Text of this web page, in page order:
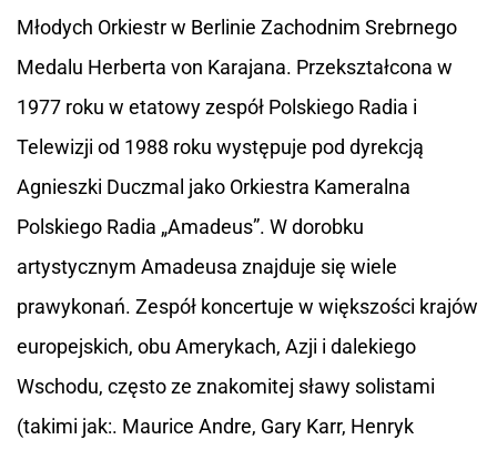
Młodych Orkiestr w Berlinie Zachodnim Srebrnego
Medalu Herberta von Karajana. Przekształcona w
1977 roku w etatowy zespół Polskiego Radia i
Telewizji od 1988 roku występuje pod dyrekcją
Agnieszki Duczmal jako Orkiestra Kameralna
Polskiego Radia „Amadeus”. W dorobku
artystycznym Amadeusa znajduje się wiele
prawykonań. Zespół koncertuje w większości krajów
europejskich, obu Amerykach, Azji i dalekiego
Wschodu, często ze znakomitej sławy solistami
(takimi jak:. Maurice Andre, Gary Karr, Henryk